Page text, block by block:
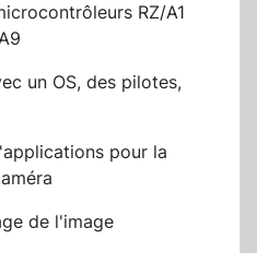
RZ/A1
un OS, des pilotes,
pour la
de l'image